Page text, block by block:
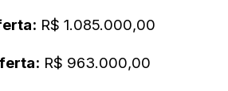
R$ 1.085.000,00
R$ 963.000,00